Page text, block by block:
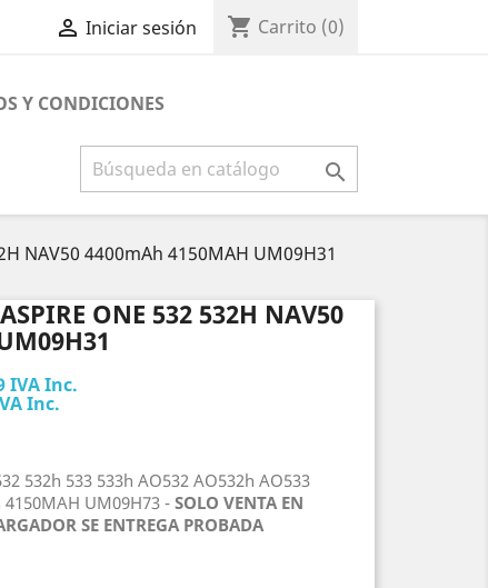
 Iniciar sesión shopping_cart Carrito (0)
Y CONDICIONES

NAV50 4400mAh 4150MAH UM09H31
ONE 532 532H NAV50
IVA Inc.
Inc.
532h 533 533h AO532 AO532h AO533
UM09H73 - SOLO VENTA EN
SE ENTREGA PROBADA